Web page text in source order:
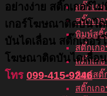
สติ๊กเกอ
สติ๊กเก
พิมพ์สติ๊
สติ๊กเก
สติ๊กเก
พิมพ์สติ๊
สติ๊กเก
อย่างง่าย สติ๊กเกอร์
เกอร์โฆษณาติดบันได
บันไดเลื่อน สติ๊กเกอ
โฆษณาติดบันไดเลื่อ
โทร 099-415-9246